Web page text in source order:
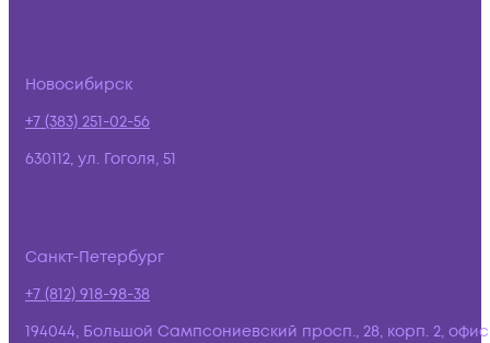
Новосибирск
+7 (383) 251-02-56
630112, ул. Гоголя, 51
Санкт-Петербург
+7 (812) 918-98-38
194044, Большой Сампсониевский просп., 28, корп. 2,